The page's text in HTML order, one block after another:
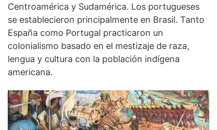
Centroamérica y Sudamérica. Los portugueses
se establecieron principalmente en Brasil. Tanto
España como Portugal practicaron un
colonialismo basado en el mestizaje de raza,
lengua y cultura con la población indígena
americana.